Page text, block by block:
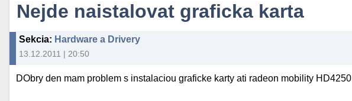
Nejde naistalovat graficka karta
Sekcia: Hardware a Drivery
13.12.2011 | 20:50
DObry den mam problem s instalaciou graficke karty ati radeon mobility